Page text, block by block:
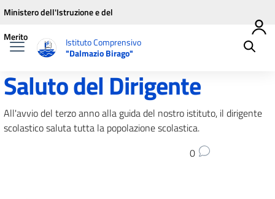
Vai ai contenuti
Vai al menu di navigazione
Vai al footer
Ministero dell'Istruzione e del
Merito
Istituto Comprensivo
"Dalmazio Birago"
Saluto del Dirigente
All'avvio del terzo anno alla guida del nostro istituto, il dirigente
scolastico saluta tutta la popolazione scolastica.
0